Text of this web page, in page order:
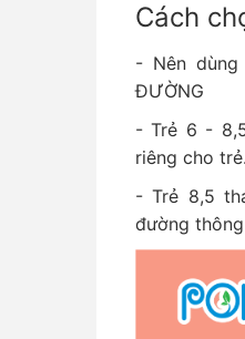
Cách
- Nên dùng
ĐƯỜNG
- Trẻ 6 -
riêng cho
- Trẻ 8,5
đường